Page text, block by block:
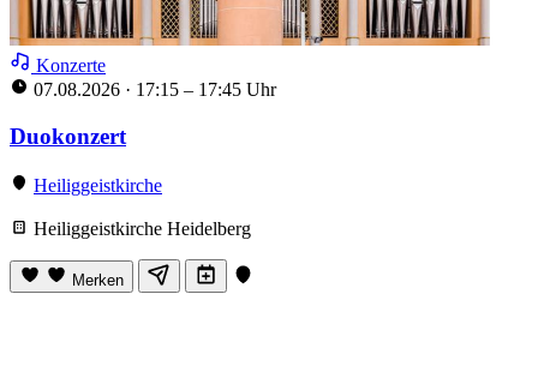
Konzerte
07.08.2026 · 17:15 – 17:45 Uhr
Duokonzert
Heiliggeistkirche
Heiliggeistkirche Heidelberg
Merken